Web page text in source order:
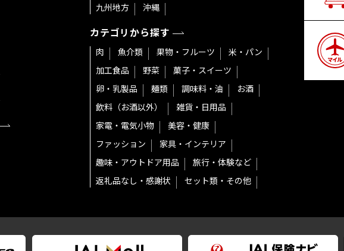
九州地方
沖縄
カテゴリから探す
肉 魚介類 果物・フルーツ
米・パン
加工食品
野菜
菓子・スイーツ
卵・乳製品
麺類 調味料・油
お酒
飲料（お酒以外）
雑貨・日用品
家電・電気小物
美容・健康
ファッション
家具・インテリア
趣味・アウトドア用品
旅行・体験など
返礼品なし・感謝状
セット類・その他